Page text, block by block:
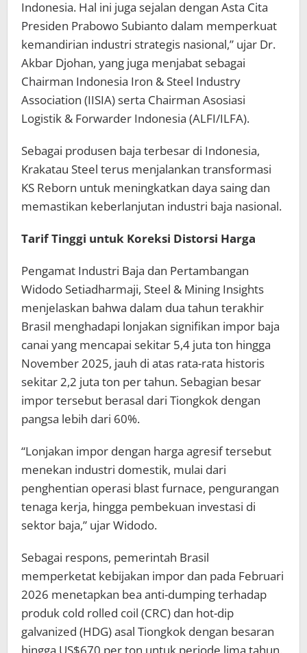
Indonesia. Hal ini juga sejalan dengan Asta Cita
Presiden Prabowo Subianto dalam memperkuat
kemandirian industri strategis nasional,” ujar Dr.
Akbar Djohan, yang juga menjabat sebagai
Chairman Indonesia Iron & Steel Industry
Association (IISIA) serta Chairman Asosiasi
Logistik & Forwarder Indonesia (ALFI/ILFA).
Sebagai produsen baja terbesar di Indonesia,
Krakatau Steel terus menjalankan transformasi
KS Reborn untuk meningkatkan daya saing dan
memastikan keberlanjutan industri baja nasional.
Tarif Tinggi untuk Koreksi Distorsi Harga
Pengamat Industri Baja dan Pertambangan
Widodo Setiadharmaji, Steel & Mining Insights
menjelaskan bahwa dalam dua tahun terakhir
Brasil menghadapi lonjakan signifikan impor baja
canai yang mencapai sekitar 5,4 juta ton hingga
November 2025, jauh di atas rata-rata historis
sekitar 2,2 juta ton per tahun. Sebagian besar
impor tersebut berasal dari Tiongkok dengan
pangsa lebih dari 60%.
“Lonjakan impor dengan harga agresif tersebut
menekan industri domestik, mulai dari
penghentian operasi blast furnace, pengurangan
tenaga kerja, hingga pembekuan investasi di
sektor baja,” ujar Widodo.
Sebagai respons, pemerintah Brasil
memperketat kebijakan impor dan pada Februari
2026 menetapkan bea anti-dumping terhadap
produk cold rolled coil (CRC) dan hot-dip
galvanized (HDG) asal Tiongkok dengan besaran
hingga US$670 per ton untuk periode lima tahun.